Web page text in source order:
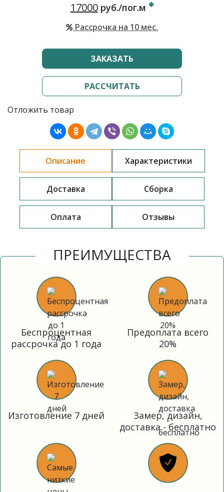
17000руб./пог.м
Рассрочка на 10 мес.
ЗАКАЗАТЬ
РАССЧИТАТЬ
Отложить товар
Описание Характеристики
Доставка Сборка
Оплата Отзывы
ПРЕИМУЩЕСТВА
Беспроцентная
рассрочка до 1 года
Предоплата всего
20%
Изготовление 7 дней
Замер, дизайн,
доставка - бесплатно